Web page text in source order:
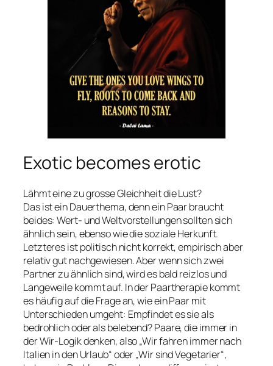
Exotic becomes erotic
Lähmt eine zu grosse Gleichheit die Lust?
Das ist ein Dauerthema, denn ein Paar braucht
beides: Wert- und Weltvorstellungen sollten sich
ähnlich sein, ebenso wie die soziale Herkunft.
Letzteres ist politisch nicht korrekt, empirisch aber
relativ gut nachgewiesen. Aber wenn sich zwei
Partner zu ähnlich sind, wird es bald reizlos und
Langeweile kommt auf. In der Paartherapie kommt
es häufig auf die Frage an, wie ein Paar mit
Unterschieden umgeht: Empfindet es sie als
bedrohlich oder als belebend? Paare, die immer in
der Wir-Logik denken, also „Wir fahren immer nach
Italien in den Urlaub“ oder „Wir sind Vegetarier“,